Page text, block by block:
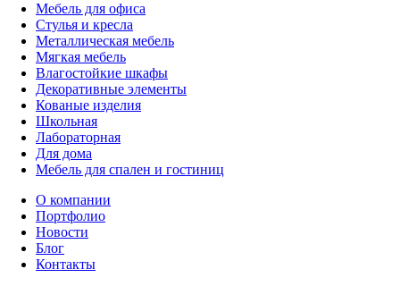
Мебель для офиса
Стулья и кресла
Металлическая мебель
Мягкая мебель
Влагостойкие шкафы
Декоративные элементы
Кованые изделия
Школьная
Лабораторная
Для дома
Мебель для спален и гостиниц
О компании
Портфолио
Новости
Блог
Контакты